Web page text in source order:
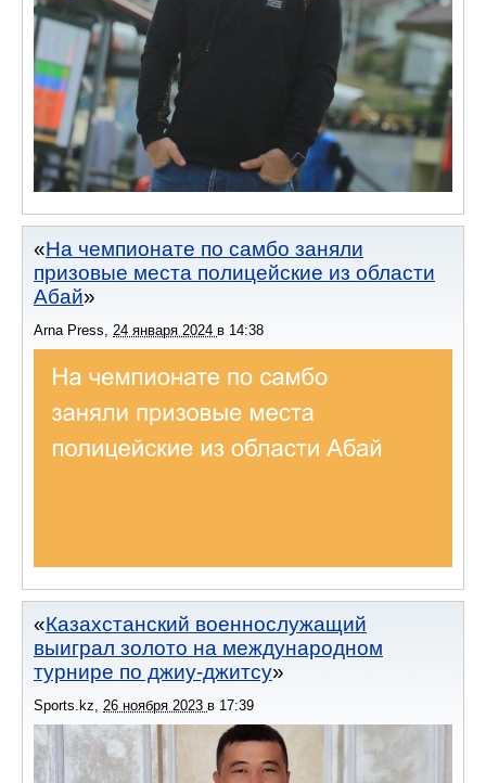
На чемпионате по самбо заняли
призовые места полицейские из области
Абай
Arna Press 24 января 2024 в 14:38
Казахстанский военнослужащий
выиграл золото на международном
турнире по джиу-джитсу
Sports.kz, 26 ноября 2023 в 17:39